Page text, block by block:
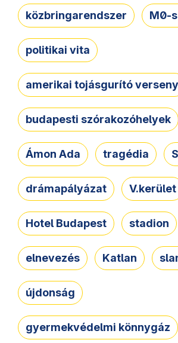
közbringarendszer M0-
politikai vita
amerikai tojásgurító verseny
budapesti szórakozóhelyek
Ámon Ada tragédia
drámapályázat V.kerület
Hotel Budapest stadion
elnevezés Katlan
újdonság
gyermekvédelmi könnygáz